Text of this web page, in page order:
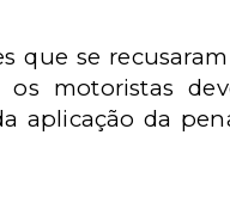
que se
motoristas
aplicação da